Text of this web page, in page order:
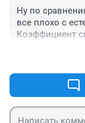
Ну по
все плохо с
Коэффициент
9. 6, в других
В хваленой
смертности
Краснодарском